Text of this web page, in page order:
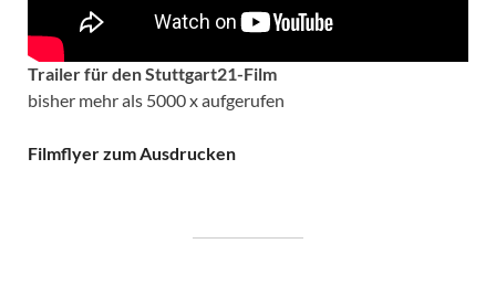
Trailer für den Stuttgart21-Film
bisher mehr als 5000 x aufgerufen
Filmflyer zum Ausdrucken